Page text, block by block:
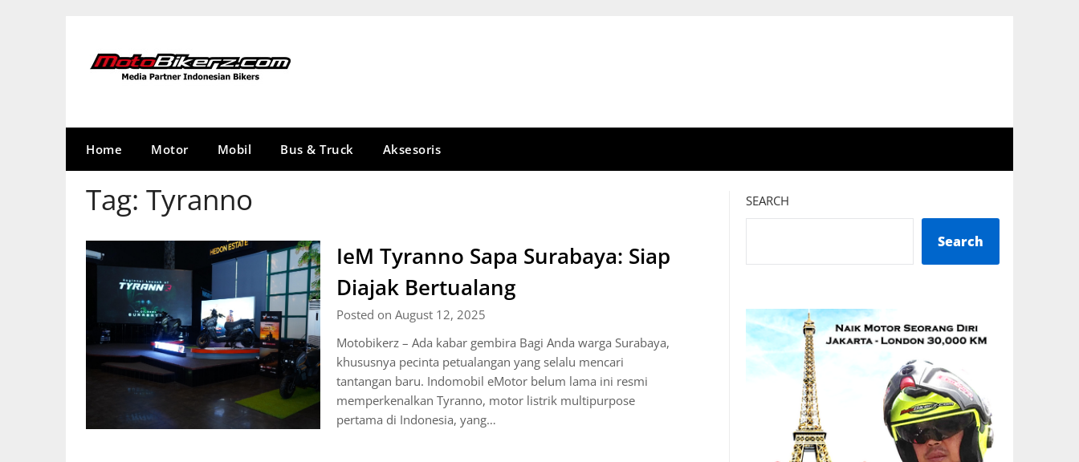
Home Motor Mobil Bus & Truck Aksesoris
Tag: Tyranno
IeM Tyranno Sapa Surabaya: Siap
Diajak Bertualang
Posted on August 12, 2025
Motobikerz – Ada kabar gembira Bagi Anda warga Surabaya,
khususnya pecinta petualangan yang selalu mencari
tantangan baru. Indomobil eMotor belum lama ini resmi
memperkenalkan Tyranno, motor listrik multipurpose
pertama di Indonesia, yang…
SEARCH
Search